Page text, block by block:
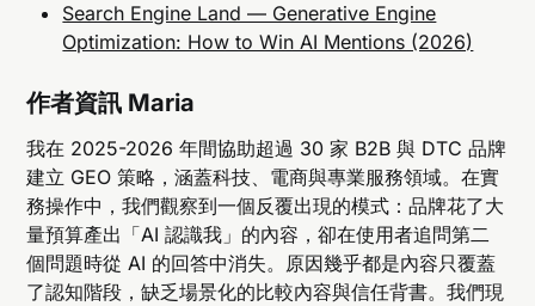
Search Engine Land — Generative Engine
Optimization: How to Win AI Mentions (2026)
作者資訊 Maria
我在 2025-2026 年間協助超過 30 家 B2B 與 DTC 品牌
建立 GEO 策略，涵蓋科技、電商與專業服務領域。在實
務操作中，我們觀察到一個反覆出現的模式：品牌花了大
量預算產出「AI 認識我」的內容，卻在使用者追問第二
個問題時從 AI 的回答中消失。原因幾乎都是內容只覆蓋
了認知階段，缺乏場景化的比較內容與信任背書。我們現